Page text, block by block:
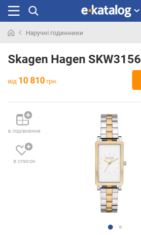
раніше
Наручні годинники
Skagen Hagen SKW3156
від 10 810 грн.
в порівняння
в список